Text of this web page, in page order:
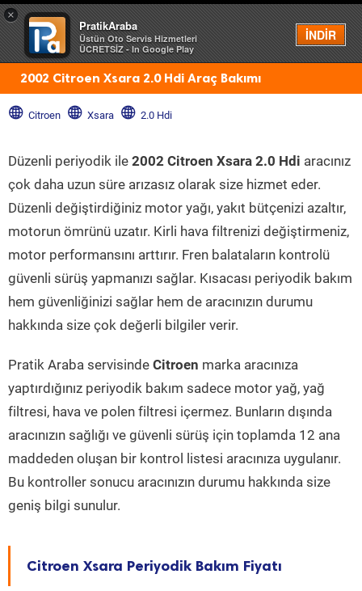
×
PratikAraba
Üstün Oto Servis Hizmetleri
ÜCRETSİZ - In Google Play
İNDİR
Menü
2002 Citroen Xsara 2.0 Hdi Araç Bakımı
Citroen Xsara 2.0 Hdi
Düzenli periyodik ile 2002 Citroen Xsara 2.0 Hdi aracınız
çok daha uzun süre arızasız olarak size hizmet eder.
Düzenli değiştirdiğiniz motor yağı, yakıt bütçenizi azaltır,
motorun ömrünü uzatır. Kirli hava filtrenizi değiştirmeniz,
motor performansını arttırır. Fren balataların kontrolü
güvenli sürüş yapmanızı sağlar. Kısacası periyodik bakım
hem güvenliğinizi sağlar hem de aracınızın durumu
hakkında size çok değerli bilgiler verir.
Pratik Araba servisinde Citroen marka aracınıza
yaptırdığınız periyodik bakım sadece motor yağ, yağ
filtresi, hava ve polen filtresi içermez. Bunların dışında
aracınızın sağlığı ve güvenli sürüş için toplamda 12 ana
maddeden oluşan bir kontrol listesi aracınıza uygulanır.
Bu kontroller sonucu aracınızın durumu hakkında size
geniş bilgi sunulur.
Citroen Xsara Periyodik Bakım Fiyatı